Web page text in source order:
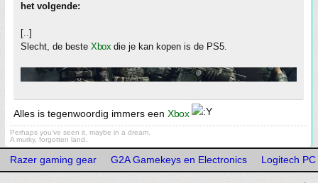
het volgende:
[..]
Slecht, de beste Xbox die je kan kopen is de PS5.
Alles is tegenwoordig immers een Xbox
Perhaps you've seen it, maybe in a dream.
A murky, forgotten land.
Razer gaming gear G2A Gamekeys en Electronics Logitech